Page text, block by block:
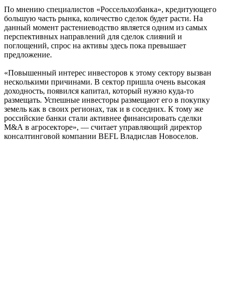
По мнению специалистов «Россельхозбанка», кредитующего
большую часть рынка, количество сделок будет расти. На
данный момент растениеводство является одним из самых
перспективных направлений для сделок слияний и
поглощений, спрос на активы здесь пока превышает
предложение.
«Повышенный интерес инвесторов к этому сектору вызван
несколькими причинами. В сектор пришла очень высокая
доходность, появился капитал, который нужно куда-то
размещать. Успешные инвесторы размещают его в покупку
земель как в своих регионах, так и в соседних. К тому же
российские банки стали активнее финансировать сделки
М&А в агросекторе», — считает управляющий директор
консалтинговой компании BEFL Владислав Новоселов.